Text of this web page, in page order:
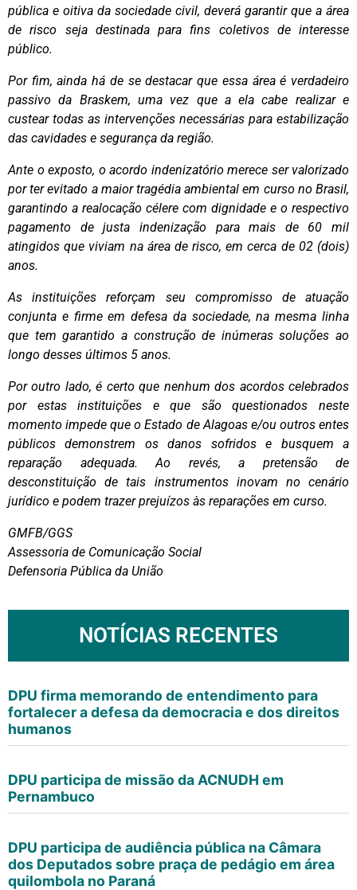
pública e oitiva da sociedade civil, deverá garantir que a área
de risco seja destinada para fins coletivos de interesse
público.
Por fim, ainda há de se destacar que essa área é verdadeiro
passivo da Braskem, uma vez que a ela cabe realizar e
custear todas as intervenções necessárias para estabilização
das cavidades e segurança da região.
Ante o exposto, o acordo indenizatório merece ser valorizado
por ter evitado a maior tragédia ambiental em curso no Brasil,
garantindo a realocação célere com dignidade e o respectivo
pagamento de justa indenização para mais de 60 mil
atingidos que viviam na área de risco, em cerca de 02 (dois)
anos.
As instituições reforçam seu compromisso de atuação
conjunta e firme em defesa da sociedade, na mesma linha
que tem garantido a construção de inúmeras soluções ao
longo desses últimos 5 anos.
Por outro lado, é certo que nenhum dos acordos celebrados
por estas instituições e que são questionados neste
momento impede que o Estado de Alagoas e/ou outros entes
públicos demonstrem os danos sofridos e busquem a
reparação adequada. Ao revés, a pretensão de
desconstituição de tais instrumentos inovam no cenário
jurídico e podem trazer prejuízos às reparações em curso.
GMFB/GGS
Assessoria de Comunicação Social
Defensoria Pública da União
NOTÍCIAS RECENTES
DPU firma memorando de entendimento para
fortalecer a defesa da democracia e dos direitos
humanos
DPU participa de missão da ACNUDH em
Pernambuco
DPU participa de audiência pública na Câmara
dos Deputados sobre praça de pedágio em área
quilombola no Paraná